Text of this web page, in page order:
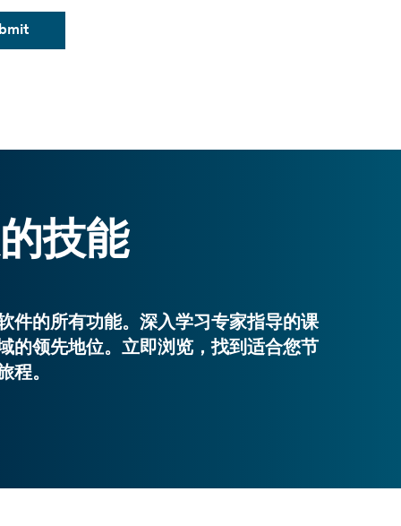
技能
件的所有功能。深入学习专家指导的课
的领先地位。立即浏览，找到适合您节
程。